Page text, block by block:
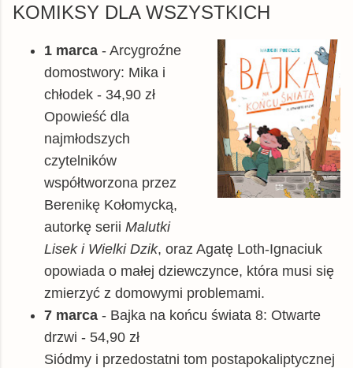
KOMIKSY DLA WSZYSTKICH
1 marca - Arcygroźne
domostwory: Mika i
chłodek - 34,90 zł
Opowieść dla
najmłodszych
czytelników
współtworzona przez
Berenikę Kołomycką,
autorkę serii Malutki
Lisek i Wielki Dzik, oraz Agatę Loth-Ignaciuk
opowiada o małej dziewczynce, która musi się
zmierzyć z domowymi problemami.
7 marca - Bajka na końcu świata 8: Otwarte
drzwi - 54,90 zł
Siódmy i przedostatni tom postapokaliptycznej